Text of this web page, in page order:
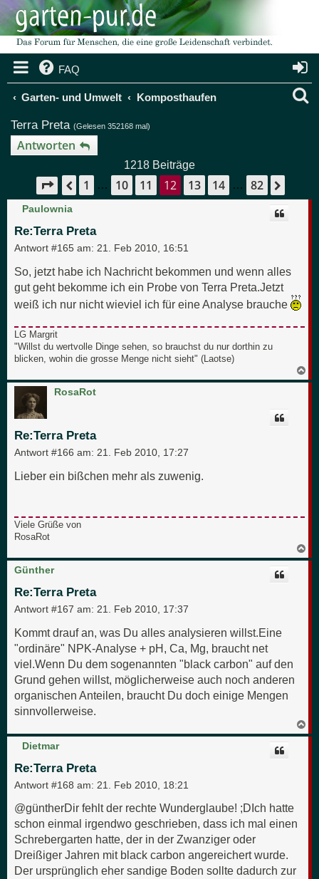
FAQ
Garten- und Umwelt Komposthaufen
Terra Preta (Gelesen 352168 mal)
Antworten
1218 Beiträge
Seite 12 von82
Vorherige
1 … 10 11 12 13 14 … 82
Paulownia
Re:Terra Preta
Antwort #165 am: 21. Feb 2010, 16:51
So, jetzt habe ich Nachricht bekommen und wenn alles
gut geht bekomme ich ein Probe von Terra Preta.Jetzt
weiß ich nur nicht wieviel ich für eine Analyse brauche
LG Margrit
"Willst du wertvolle Dinge sehen, so brauchst du nur dorthin zu
blicken, wohin die grosse Menge nicht sieht" (Laotse)
a
RosaRot
Re:Terra Preta
Antwort #166 am: 21. Feb 2010, 17:27
Lieber ein bißchen mehr als zuwenig.
Viele Grüße von
RosaRot
a
Günther
Re:Terra Preta
Antwort #167 am: 21. Feb 2010, 17:37
Kommt drauf an, was Du alles analysieren willst.Eine
"ordinäre" NPK-Analyse + pH, Ca, Mg, braucht net
viel.Wenn Du dem sogenannten "black carbon" auf den
Grund gehen willst, möglicherweise auch noch anderen
organischen Anteilen, braucht Du doch einige Mengen
sinnvollerweise.
a
Dietmar
Re:Terra Preta
Antwort #168 am: 21. Feb 2010, 18:21
@güntherDir fehlt der rechte Wunderglaube! ;DIch hatte
schon einmal irgendwo geschrieben, dass ich mal einen
Schrebergarten hatte, der in der Zwanziger oder
Dreißiger Jahren mit black carbon angereichert wurde.
Der ursprünglich eher sandige Boden sollte dadurch zur